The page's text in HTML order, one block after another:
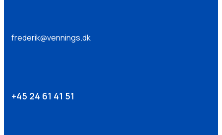
frederik@vennings.dk
+45 24 61 41 51